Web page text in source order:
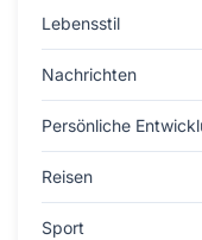
Lebensstil
Nachrichten
Persönliche
Reisen
Sport